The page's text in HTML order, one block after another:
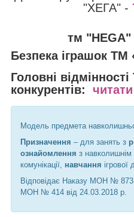
"ХЕГА" -
тм "HEGA"
Безпека іграшок ТМ
Головні відмінності
конкурентів:
читати
Модель предмета
Призначення – для занять з
ознайомлення з
комунікації, навчання ігрової
Відповідає Наказу МОН № 873
МОН № 414 від 24.03.2018 р.